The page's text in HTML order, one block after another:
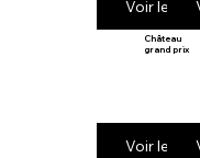
Voir le
Château
grand prix
Voir le